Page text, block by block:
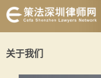
关于我们